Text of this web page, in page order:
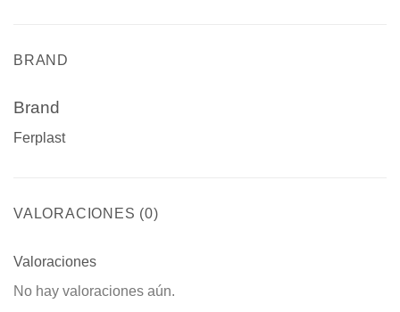
BRAND
Brand
Ferplast
VALORACIONES (0)
Valoraciones
No hay valoraciones aún.